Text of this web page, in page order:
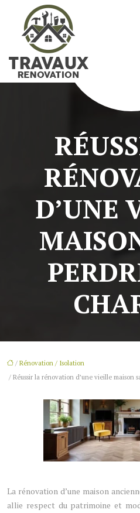
D’UNE
/ Rénovation / Isolation
/ Réussir la rénovation d’une vieille maison
La rénovation d’une maison
allie respect du patrimoine et